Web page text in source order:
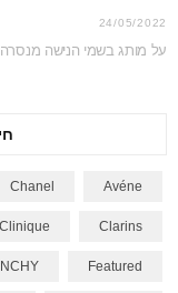
24/05/2022
Avéne
Chanel
Clarins
Clinique
Featured